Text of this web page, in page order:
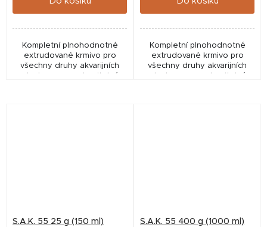
Kompletní plnohodnotné
extrudované krmivo pro
všechny druhy akvarijních
ryb. Je vysoce stravitelné,
Kompletní plnohodnotné
extrudované krmivo pro
všechny druhy akvarijních
ryb. Je vysoce stravitelné,
S.A.K. 55 25 g (150 ml)
S.A.K. 55 400 g (1000 ml)